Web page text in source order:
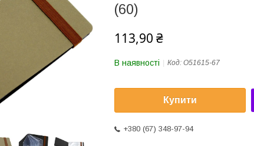
(60)
113,90 ₴
В наявності Код: O51615-67
Купити
+380 (67) 348-97-94